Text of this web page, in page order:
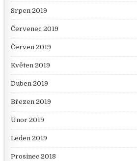
Srpen 2019
Červenec 2019
Červen 2019
Květen 2019
Duben 2019
Březen 2019
Únor 2019
Leden 2019
Prosinec 2018